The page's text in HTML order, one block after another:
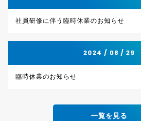
社員研修に伴う臨時休業のお知らせ
2024 / 08 / 29
臨時休業のお知らせ
一覧を見る